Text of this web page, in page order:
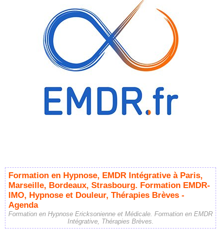
Formation en Hypnose, EMDR Intégrative à Paris,
Marseille, Bordeaux, Strasbourg. Formation EMDR-
IMO, Hypnose et Douleur, Thérapies Brèves -
Agenda
Formation en Hypnose Ericksonienne et Médicale. Formation en EMDR
Intégrative, Thérapies Brèves.